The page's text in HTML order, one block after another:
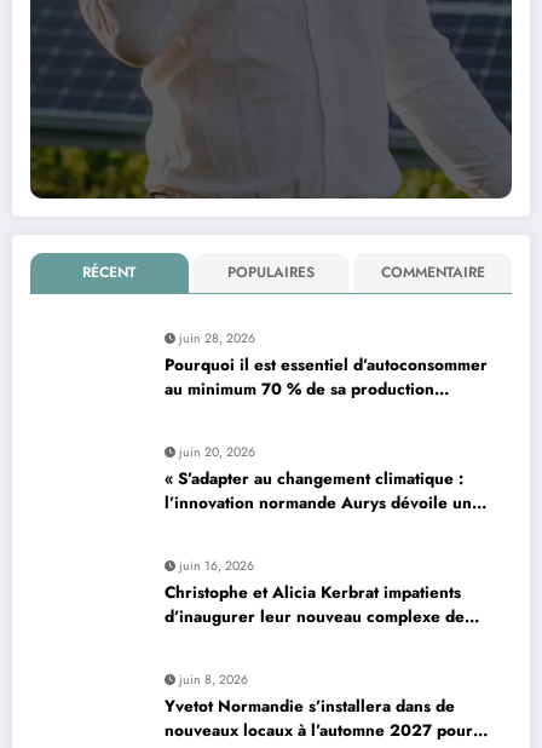
RÉCENT POPULAIRES COMMENTAIRE
juin 28, 2026
Pourquoi il est essentiel d’autoconsommer
au minimum 70 % de sa production
juin 20, 2026
« S’adapter au changement climatique :
l’innovation normande Aurys dévoile un
juin 16, 2026
Christophe et Alicia Kerbrat impatients
d’inaugurer leur nouveau complexe de
juin 8, 2026
Yvetot Normandie s’installera dans de
nouveaux locaux à l’automne 2027 pour